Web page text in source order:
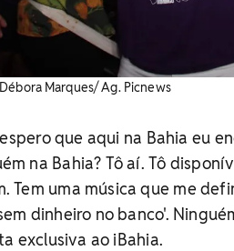
Marques/ Ag. Picnews
que aqui na Bahia eu
na Bahia? Tô aí. Tô
Tem uma música que me
dinheiro no banco'.
exclusiva ao iBahia.